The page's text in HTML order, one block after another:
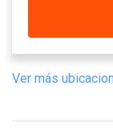
Ver más